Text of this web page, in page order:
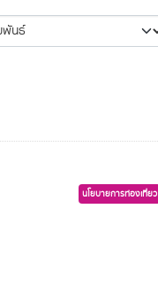
นโยบายการท่องเที่ยว